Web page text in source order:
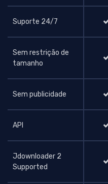
Suporte 24/7
Sem restrição de
tamanho
Sem publicidade
API
Jdownloader 2
Supported